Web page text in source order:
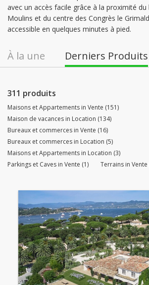
avec un accès facile grâce à la proximité du
Moulins et du centre des Congrès le
accessible en quelques minutes à pied.
À la une Derniers Produits
311 produits
Maisons et Appartements in Vente (151)
Maison de vacances in Location (134)
Bureaux et commerces in Vente (16)
Bureaux et commerces in Location (5)
Maisons et Appartements in Location (3)
Parkings et Caves in Vente (1)
Terrains in Vente